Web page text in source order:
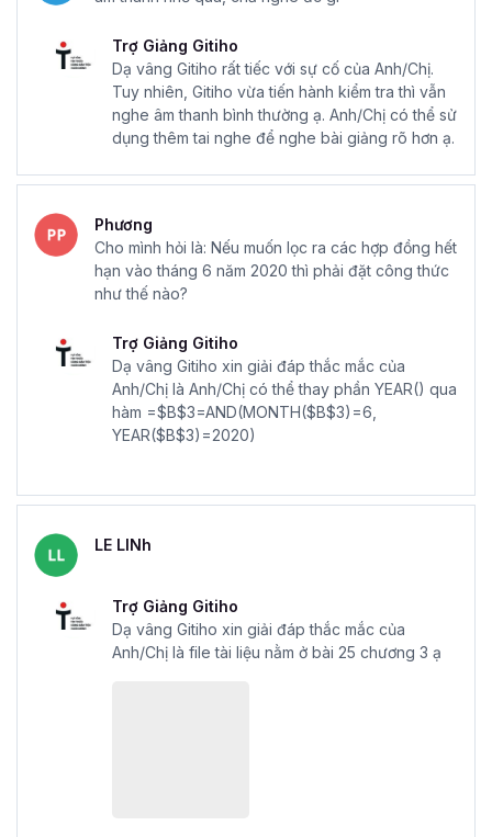
Gitiho
Khi tham gia học tập tại Gitiho, bạn sẽ được cung cấp một
lộ trình học Excel bài bản, linh hoạt và phù hợp với từng
mong muốn và vị trí trong ngành kế toán, tài chính.
Chương trình học tập tập trung vào kiến thức Excel được
sử dụng trong công việc kế toán và tài chính thực tiễn,
phát sinh trong nghiệp vụ.
Đội ngũ giảng viên của Gitiho luôn có sẵn để hỗ trợ trong
vòng 24 giờ và trực tiếp giải đáp thắc mắc trong thời gian
phát triển kỹ năng Excel nâng cao cho kế toán và tài
chính của mình.
Nội dung khóa học Excel kế toán, tài chính được cập nhật
thường xuyên để đảm bảo rằng học viên luôn tiếp cận với
khác khi tính toán, làm báo cáo và kém trong mảng lập
biểu đồ, làm báo cáo tài chính… thì hãy đăng ký ngay
khóa học Excel cho Tài chính, Kế toán và Phân tích tài
chính của Gitiho bạn nhé!
Trợ Giảng Gitiho
Dạ vâng Gitiho rất tiếc với sự cố của Anh/Chị.
Tuy nhiên, Gitiho vừa tiến hành kiểm tra thì vẫn
nghe âm thanh bình thường ạ. Anh/Chị có thể sử
dụng thêm tai nghe để nghe bài giảng rõ hơn ạ.
Phương
Cho mình hỏi là: Nếu muốn lọc ra các hợp đồng hết
hạn vào tháng 6 năm 2020 thì phải đặt công thức
như thế nào?
Trợ Giảng Gitiho
Dạ vâng Gitiho xin giải đáp thắc mắc của
Anh/Chị là Anh/Chị có thể thay phần YEAR() qua
hàm =$B$3=AND(MONTH($B$3)=6,
YEAR($B$3)=2020)
LE LINh
Trợ Giảng Gitiho
Dạ vâng Gitiho xin giải đáp thắc mắc của
Anh/Chị là file tài liệu nằm ở bài 25 chương 3 ạ